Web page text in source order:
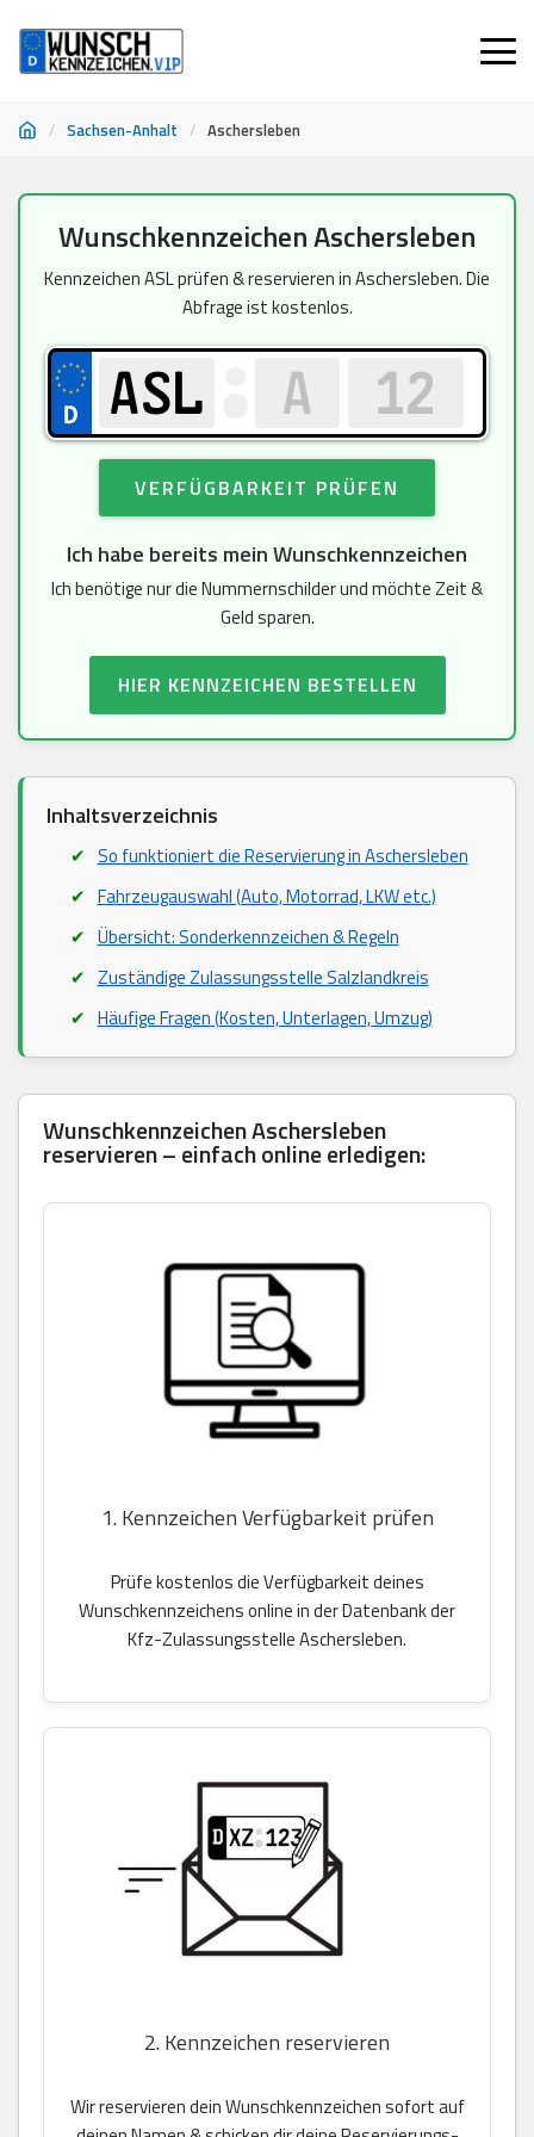
/ Sachsen-Anhalt / Aschersleben
Inhalt
springen
Wunschkennzeichen Aschersleben
Kennzeichen ASL prüfen & reservieren in Aschersleben. Die
Abfrage ist kostenlos.
VERFÜGBARKEIT PRÜFEN
Ich habe bereits mein Wunschkennzeichen
Ich benötige nur die Nummernschilder und möchte Zeit &
Geld sparen.
HIER KENNZEICHEN BESTELLEN
Inhaltsverzeichnis
So funktioniert die Reservierung in Aschersleben
Fahrzeugauswahl (Auto, Motorrad, LKW etc.)
Übersicht: Sonderkennzeichen & Regeln
Zuständige Zulassungsstelle Salzlandkreis
Häufige Fragen (Kosten, Unterlagen, Umzug)
Wunschkennzeichen Aschersleben
reservieren – einfach online erledigen:
1. Kennzeichen Verfügbarkeit prüfen
Prüfe kostenlos die Verfügbarkeit deines
Wunschkennzeichens online in der Datenbank der
Kfz-Zulassungsstelle Aschersleben.
2. Kennzeichen reservieren
Wir reservieren dein Wunschkennzeichen sofort auf